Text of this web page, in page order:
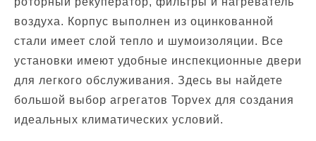
воздуха. Корпус выполнен из оцинкованной
стали имеет слой тепло и шумоизоляции. Все
установки имеют удобные инспекционные двери
для легкого обслуживания. Здесь вы найдете
большой выбор агрегатов Topvex для создания
идеальных климатических условий.